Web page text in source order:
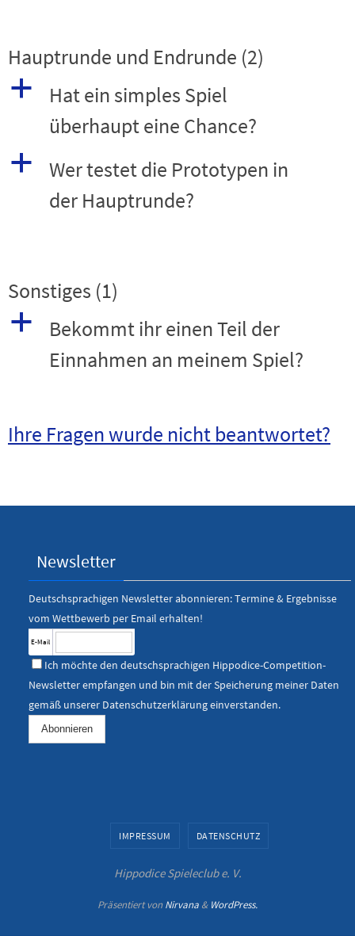
Hauptrunde und Endrunde (2)
a
Hat ein simples Spiel
überhaupt eine Chance?
a
Wer testet die Prototypen in
der Hauptrunde?
Sonstiges (1)
a
Bekommt ihr einen Teil der
Einnahmen an meinem Spiel?
Ihre Fragen wurde nicht beantwortet?
Newsletter
Deutschsprachigen Newsletter abonnieren: Termine & Ergebnisse
vom Wettbewerb per Email erhalten!
E-Mail
Ich möchte den deutschsprachigen Hippodice-Competition-
Newsletter empfangen und bin mit der Speicherung meiner Daten
gemäß unserer Datenschutzerklärungeinverstanden.
IMPRESSUM DATENSCHUTZ
Hippodice Spieleclub e. V.
Präsentiert vonNirvana & WordPress.